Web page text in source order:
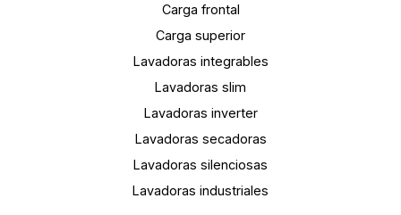
Carga frontal
Carga superior
Lavadoras integrables
Lavadoras slim
Lavadoras inverter
Lavadoras secadoras
Lavadoras silenciosas
Lavadoras industriales